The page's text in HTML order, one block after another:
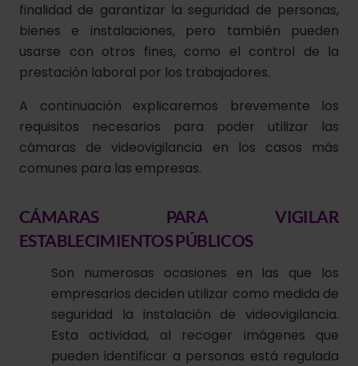
finalidad de garantizar la seguridad de personas,
bienes e instalaciones, pero también pueden
usarse con otros fines, como el control de la
prestación laboral por los trabajadores.
A continuación explicaremos brevemente los
requisitos necesarios para poder utilizar las
cámaras de videovigilancia en los casos más
comunes para las empresas.
CÁMARAS PARA VIGILAR
ESTABLECIMIENTOS PÚBLICOS
Son numerosas ocasiones en las que los
empresarios deciden utilizar como medida de
seguridad la instalación de videovigilancia.
Esta actividad, al recoger imágenes que
pueden identificar a personas está regulada